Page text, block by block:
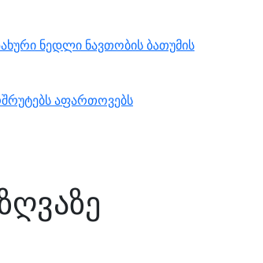
ნედლი ნავთობის ბათუმის
აფართოვებს